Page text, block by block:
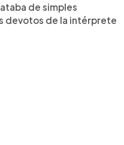
de simples
devotos de la intérprete